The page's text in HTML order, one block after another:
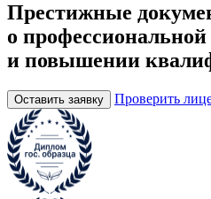
Престижные
о профессиональной
и повышении
Оставить заявку Проверить